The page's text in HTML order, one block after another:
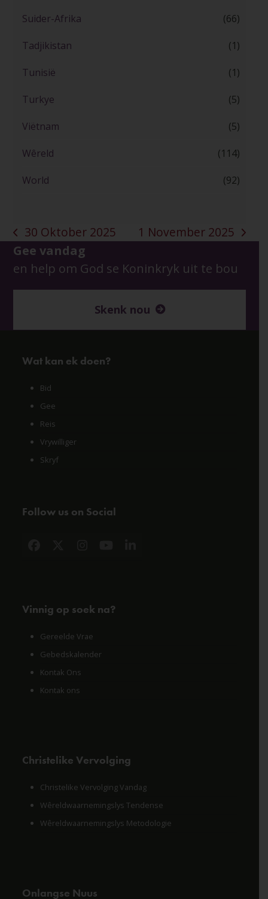
Suider-Afrika (66)
Tadjikistan (1)
Tunisië (1)
Turkye (5)
Viëtnam (5)
Wêreld (114)
World (92)
previous
post:
30 Oktober 2025
next
1 November 2025
Gee vandag
en help om God se Koninkryk uit te bou
Skenk nou
Wat kan ek doen?
Bid
Gee
Reis
Vrywilliger
Skryf
Follow us on Social
Vinnig op soek na?
Gereelde Vrae
Gebedskalender
Kontak Ons
Kontak ons
Christelike Vervolging
Christelike Vervolging Vandag
Wêreldwaarnemingslys Tendense
Wêreldwaarnemingslys Metodologie
Onlangse Nuus